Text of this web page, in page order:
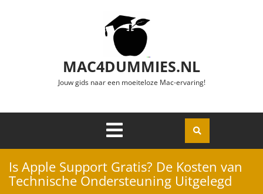
MAC4DUMMIES.NL
Jouw gids naar een moeiteloze Mac-ervaring!
Openen
Is Apple Support Gratis? De Kosten van
Technische Ondersteuning Uitgelegd